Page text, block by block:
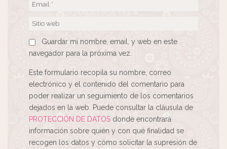
Guardar mi nombre, email, y web en este
navegador para la próxima vez.
Este formulario recopila su nombre, correo
electrónico y el contenido del comentario para
poder realizar un seguimiento de los comentarios
dejados en la web. Puede consultar la cláusula de
PROTECCIÓN DE DATOS donde encontrará
información sobre quién y con qué finalidad se
recogen los datos y cómo solicitar la supresión de